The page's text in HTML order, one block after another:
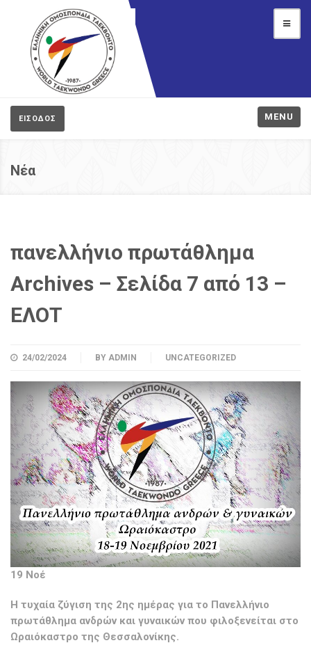
ΕΙΣΟΔΟΣ MENU
Νέα
πανελλήνιο πρωτάθλημα
Archives – Σελίδα 7 από 13 –
ΕΛΟΤ
24/02/2024 BY ADMIN UNCATEGORIZED
19 Νοέ
Η τυχαία ζύγιση της 2ης ημέρας για το Πανελλήνιο
πρωτάθλημα ανδρών και γυναικών που φιλοξενείται στο
Ωραιόκαστρο της Θεσσαλονίκης.